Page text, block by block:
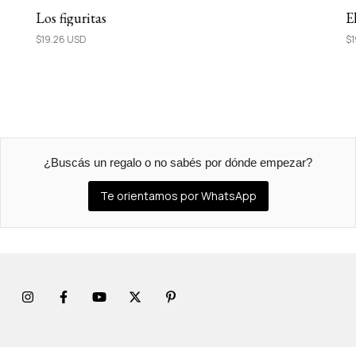
Los figuritas
$19.26 USD
¿Buscás un regalo o no sabés por dónde empezar?
Te orientamos por WhatsApp